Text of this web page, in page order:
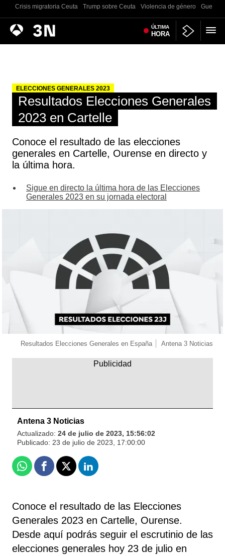
Crisis migratoria Ceuta Trump sobre Ceuta Violencia de género Guerra
Antena
3
Noticias ÚLTIMA
HORA
ELECCIONES GENERALES 2023
Resultados Elecciones Generales
2023 en Cartelle
Conoce el resultado de las elecciones
generales en Cartelle, Ourense en directo y
la última hora.
Sigue en directo la última hora de las Elecciones
Generales 2023 en su jornada electoral
Resultados Elecciones Generales en España Antena 3 Noticias
Antena 3 Noticias
Actualizado: 24 de julio de 2023, 15:56:02
Publicado: 23 de julio de 2023, 17:00:00
WhatsappFacebook
X Linkedin
Conoce el resultado de las Elecciones
Generales 2023 en Cartelle, Ourense.
Desde aquí podrás seguir el escrutinio de las
elecciones generales hoy 23 de julio en